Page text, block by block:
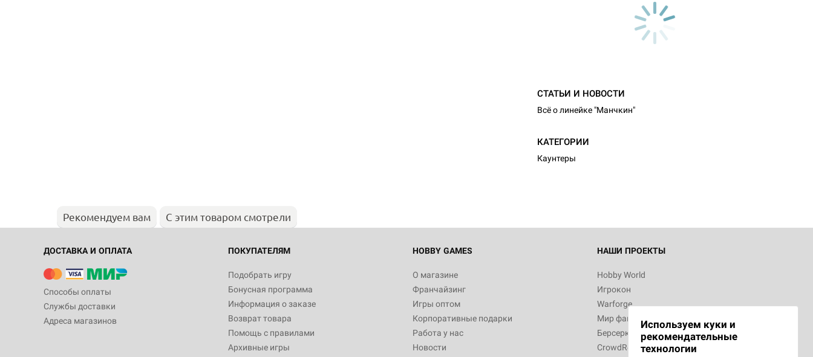
СТАТЬИ И НОВОСТИ
Всё о линейке "Манчкин"
КАТЕГОРИИ
Каунтеры
Рекомендуем вам С этим товаром смотрели
ДОСТАВКА И ОПЛАТА
Способы оплаты
Службы доставки
Адреса магазинов
ПОКУПАТЕЛЯМ
Подобрать игру
Бонусная программа
Информация о заказе
Возврат товара
Помощь с правилами
Архивные игры
HOBBY GAMES
О магазине
Франчайзинг
Игры оптом
Корпоративные подарки
Работа у нас
Новости
НАШИ ПРОЕКТЫ
Hobby World
Игрокон
Warforge
Мир фантастики
Берсерк
CrowdRepublic
Используем куки и
рекомендательные
технологии